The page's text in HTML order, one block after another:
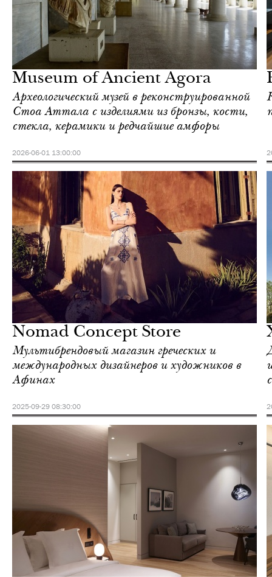
Museum of Ancient Agora
Археологический музей в реконструированной
Стоа Аттала с изделиями из бронзы, кости,
стекла, керамики и редчайшие амфоры
2026-06-01 13:00:00
Nomad Concept Store
Мультибрендовый магазин греческих и
международных дизайнеров и художников в
Афинах
2025-09-29 08:30:00
среда